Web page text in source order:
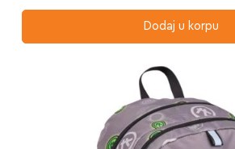
Dodaj u korpu